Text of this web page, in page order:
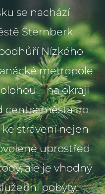
se nachází
Šternberk
Nízkého
metropole
– na okraji
centra města do
strávení nejen
uprostřed
ale je vhodný
pobyty.